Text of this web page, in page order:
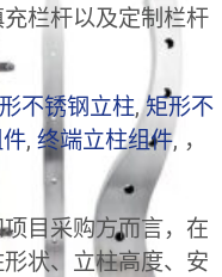
栏杆以及定制栏杆
不锈钢立柱,矩形不
, 终端立柱组件, ，
目采购方而言，在
状、立柱高度、安